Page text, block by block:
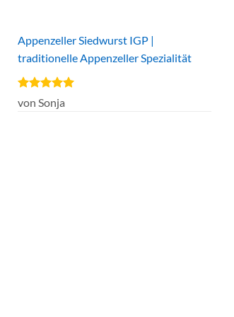
Appenzeller Siedwurst IGP |
traditionelle Appenzeller Spezialität
Bewertet
mit 5von
von Sonja